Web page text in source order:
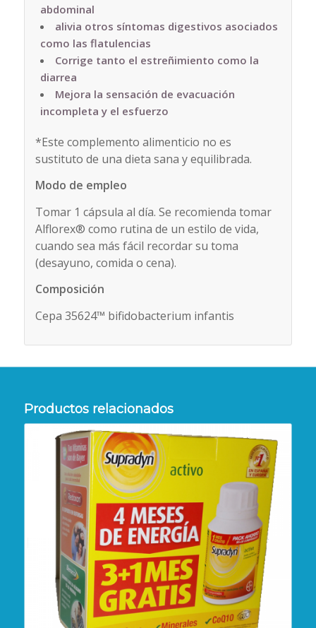
abdominal
alivia otros síntomas digestivos asociados
como las flatulencias
Corrige tanto el estreñimiento como la
diarrea
Mejora la sensación de evacuación
incompleta y el esfuerzo
*Este complemento alimenticio no es
sustituto de una dieta sana y equilibrada.
Modo de empleo
Tomar 1 cápsula al día. Se recomienda tomar
Alflorex® como rutina de un estilo de vida,
cuando sea más fácil recordar su toma
(desayuno, comida o cena).
Composición
Cepa 35624™ bifidobacterium infantis
Productos relacionados